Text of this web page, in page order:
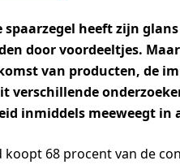
spaarzegel heeft zijn
door voordeeltjes.
van producten, de
verschillende
inmiddels meeweegt in
koopt 68 procent van de